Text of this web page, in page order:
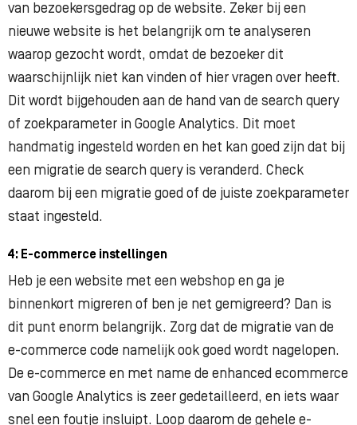
van bezoekersgedrag op de website. Zeker bij een
nieuwe website is het belangrijk om te analyseren
waarop gezocht wordt, omdat de bezoeker dit
waarschijnlijk niet kan vinden of hier vragen over heeft.
Dit wordt bijgehouden aan de hand van de search query
of zoekparameter in Google Analytics. Dit moet
handmatig ingesteld worden en het kan goed zijn dat bij
een migratie de search query is veranderd. Check
daarom bij een migratie goed of de juiste zoekparameter
staat ingesteld.
4: E-commerce instellingen
Heb je een website met een webshop en ga je
binnenkort migreren of ben je net gemigreerd? Dan is
dit punt enorm belangrijk. Zorg dat de migratie van de
e-commerce code namelijk ook goed wordt nagelopen.
De e-commerce en met name de enhanced ecommerce
van Google Analytics is zeer gedetailleerd, en iets waar
snel een foutje insluipt. Loop daarom de gehele e-